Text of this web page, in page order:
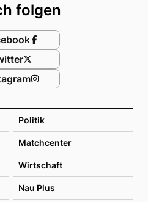
Politik
Matchcenter
Wirtschaft
Nau Plus
folgen